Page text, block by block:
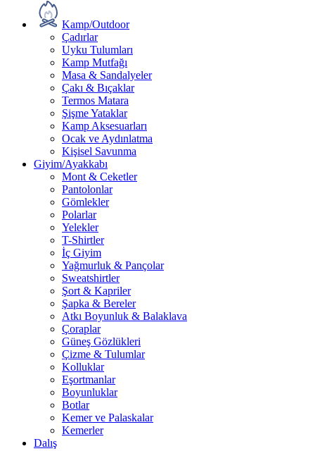
Kamp/Outdoor
Çadırlar
Uyku Tulumları
Kamp Mutfağı
Masa & Sandalyeler
Çakı & Bıçaklar
Termos Matara
Şişme Yataklar
Kamp Aksesuarları
Ocak ve Aydınlatma
Kişisel Savunma
Giyim/Ayakkabı
Mont & Ceketler
Pantolonlar
Gömlekler
Polarlar
Yelekler
T-Shirtler
İç Giyim
Yağmurluk & Pançolar
Sweatshirtler
Şort & Kapriler
Şapka & Bereler
Atkı Boyunluk & Balaklava
Çoraplar
Güneş Gözlükleri
Çizme & Tulumlar
Kolluklar
Eşortmanlar
Boyunluklar
Botlar
Kemer ve Palaskalar
Kemerler
Dalış